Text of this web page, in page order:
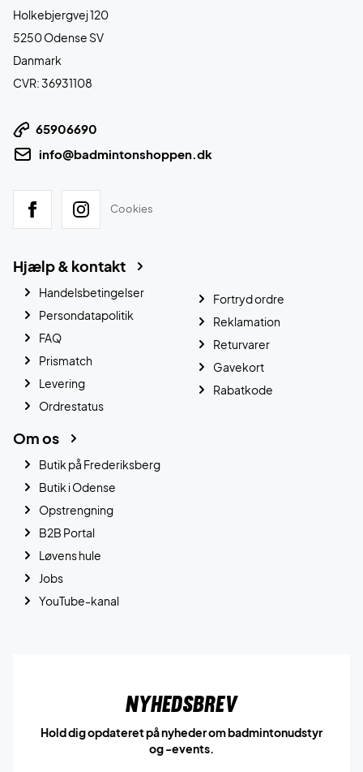
Holkebjergvej 120
5250 Odense SV
Danmark
CVR: 36931108
65906690
info@badmintonshoppen.dk
Cookies
Hjælp & kontakt
Handelsbetingelser
Persondatapolitik
FAQ
Prismatch
Levering
Ordrestatus
Fortryd ordre
Reklamation
Returvarer
Gavekort
Rabatkode
Om os
Butik på Frederiksberg
Butik i Odense
Opstrengning
B2B Portal
Løvens hule
Jobs
YouTube-kanal
Nyhedsbrev
Hold dig opdateret på nyheder om badmintonudstyr
og -events.